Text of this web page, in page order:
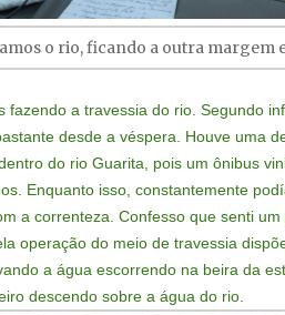
o rio, ficando a outra margem
fazendo a travessia do rio. Segundo
desde a véspera. Houve uma
do rio Guarita, pois um ônibus
Enquanto isso, constantemente
a correnteza. Confesso que senti
operação do meio de travessia
a água escorrendo na beira da
descendo sobre a água do rio.